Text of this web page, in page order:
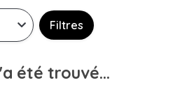
Filtres
été trouvé...